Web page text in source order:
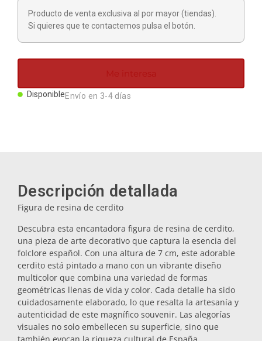
Figuras
Imanes
Llaveros
Tapones
Aceiteras
Salvamanteles
Producto de venta exclusiva al por mayor (tiendas).
Si quieres que te contactemos pulsa el botón.
Me interesa
DisponibleEnvío en 3-4 días
Descripción detallada
Figura de resina de cerdito
Descubra esta encantadora figura de resina de cerdito,
una pieza de arte decorativo que captura la esencia del
folclore español. Con una altura de 7 cm, este adorable
cerdito está pintado a mano con un vibrante diseño
multicolor que combina una variedad de formas
geométricas llenas de vida y color. Cada detalle ha sido
cuidadosamente elaborado, lo que resalta la artesanía y
autenticidad de este magnífico souvenir. Las alegorías
visuales no solo embellecen su superficie, sino que